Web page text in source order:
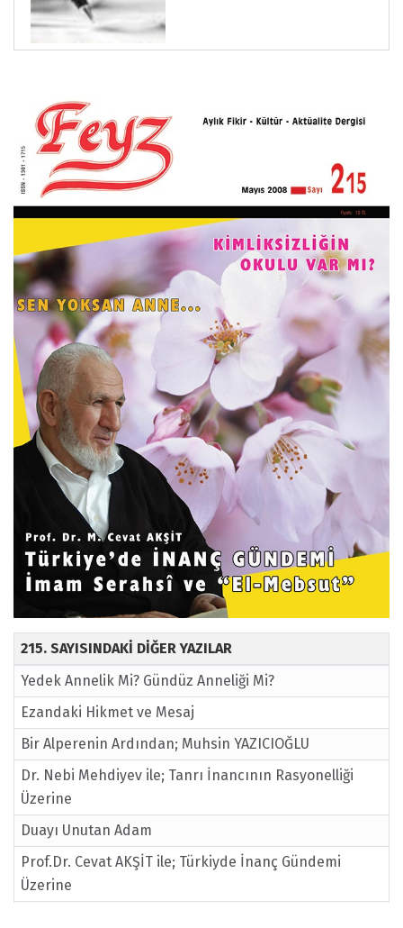
215. SAYISINDAKİ DİĞER YAZILAR
Yedek Annelik Mi? Gündüz Anneliği Mi?
Ezandaki Hikmet ve Mesaj
Bir Alperenin Ardından; Muhsin YAZICIOĞLU
Dr. Nebi Mehdiyev ile; Tanrı İnancının Rasyonelliği
Üzerine
Duayı Unutan Adam
Prof.Dr. Cevat AKŞİT ile; Türkiyde İnanç Gündemi
Üzerine